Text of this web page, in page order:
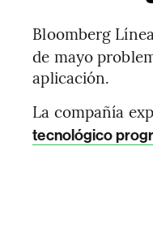
Bloomberg
de mayo
aplicación.
La compañía
tecnológico